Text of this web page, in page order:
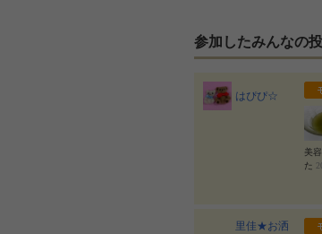
参加したみんなの
はぴぴ☆
美
た
里佳★お洒